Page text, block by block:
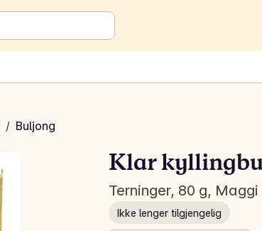
/ Buljong
Klar
Terninger, 80 g, Maggi
Ikke lenger tilgjengelig